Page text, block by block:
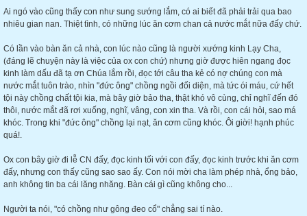
Ai ngó vào cũng thấy con như sung sướng lắm, có ai biết đã phải trải qua bao
nhiêu gian nan. Thiệt tình, có những lúc ăn cơm chan cả nước mắt nữa đấy chứ.
Có lần vào bàn ăn cả nhà, con lúc nào cũng là người xướng kinh Lạy Cha,
(đáng lẽ chuyện này là việc của ox con chứ) nhưng giờ được hiên ngang đọc
kinh làm dấu đã tạ ơn Chúa lắm rồi, đọc tới câu tha kẻ có nợ chúng con mà
nước mắt tuôn trào, nhìn "đức ông" chồng ngồi đối diện, mà tức ói máu, cứ hết
tội này chồng chất tội kia, mà bây giờ bảo tha, thật khó vô cùng, chỉ nghĩ đến đó
thôi, nước mắt đã rơi xuống, nghĩ, vâng, con xin tha. Và rồi, con cái hỏi, sao má
khóc. Trong khi "đức ông" chồng lại nạt, ăn cơm cũng khóc. Ôi giời! hạnh phúc
quá!.
Ox con bây giờ đi lễ CN đấy, đọc kinh tối với con đấy, đọc kinh trước khi ăn cơm
đấy, nhưng con thấy cũng sao sao ấy. Con nói mời cha làm phép nhà, ổng bảo,
anh không tin ba cái lăng nhăng. Bàn cái gì cũng không cho...
Người ta nói, "có chồng như gông đeo cổ" chẳng sai tí nào.